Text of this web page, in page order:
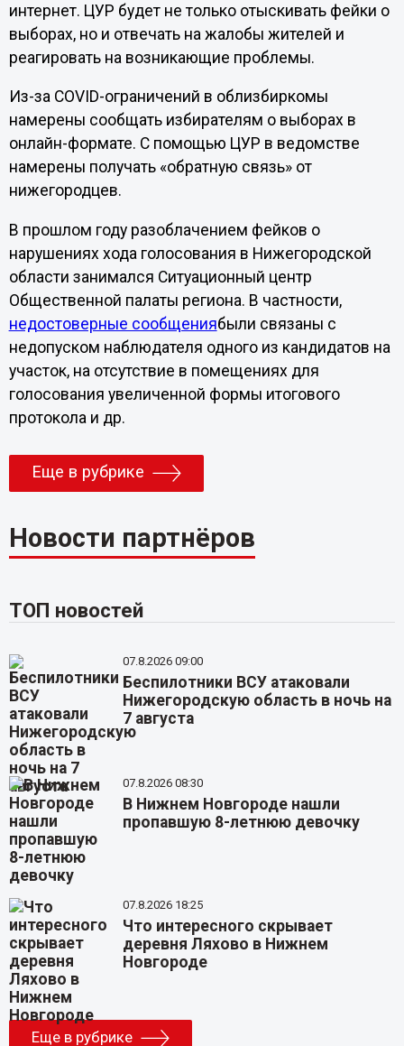
интернет. ЦУР будет не только отыскивать фейки о
выборах, но и отвечать на жалобы жителей и
реагировать на возникающие проблемы.
Из-за COVID-ограничений в облизбиркомы
намерены сообщать избирателям о выборах в
онлайн-формате. С помощью ЦУР в ведомстве
намерены получать «обратную связь» от
нижегородцев.
В прошлом году разоблачением фейков о
нарушениях хода голосования в Нижегородской
области занимался Ситуационный центр
Общественной палаты региона. В частности,
недостоверные сообщениябыли связаны с
недопуском наблюдателя одного из кандидатов на
участок, на отсутствие в помещениях для
голосования увеличенной формы итогового
протокола и др.
Еще в рубрике
Новости партнёров
ТОП новостей
07.8.2026 09:00
Беспилотники ВСУ атаковали
Нижегородскую область в ночь на
7 августа
07.8.2026 08:30
В Нижнем Новгороде нашли
пропавшую 8-летнюю девочку
07.8.2026 18:25
Что интересного скрывает
деревня Ляхово в Нижнем
Новгороде
Еще в рубрике